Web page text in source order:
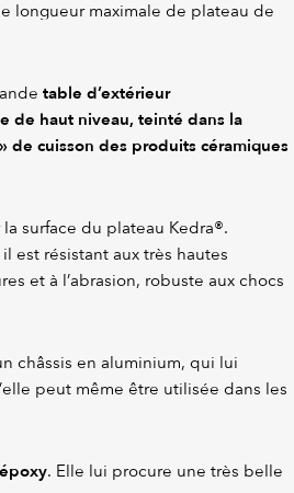
longueur maximale de plateau de
table d’extérieur
de haut niveau, teinté dans la
de cuisson des produits céramiques
surface du plateau Kedra®.
est résistant aux très hautes
et à l’abrasion, robuste aux chocs
châssis en aluminium, qui lui
peut même être utilisée dans les
. Elle lui procure une très belle